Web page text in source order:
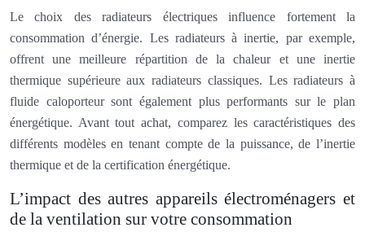
Le choix des radiateurs électriques influence fortement la
consommation d’énergie. Les radiateurs à inertie, par exemple,
offrent une meilleure répartition de la chaleur et une inertie
thermique supérieure aux radiateurs classiques. Les radiateurs à
fluide caloporteur sont également plus performants sur le plan
énergétique. Avant tout achat, comparez les caractéristiques des
différents modèles en tenant compte de la puissance, de l’inertie
thermique et de la certification énergétique.
L’impact des autres appareils électroménagers et
de la ventilation sur votre consommation